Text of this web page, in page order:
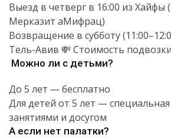
Выезд в четверг в 16:00 из Хайфы
Мерказит аМифрац)
Возвращение в субботу
Тель-Авив 💸 Стоимость
Можно ли с детьми?
До 5 лет — бесплатно
Для детей от 5 лет —
занятиями и досугом
А если нет палатки?